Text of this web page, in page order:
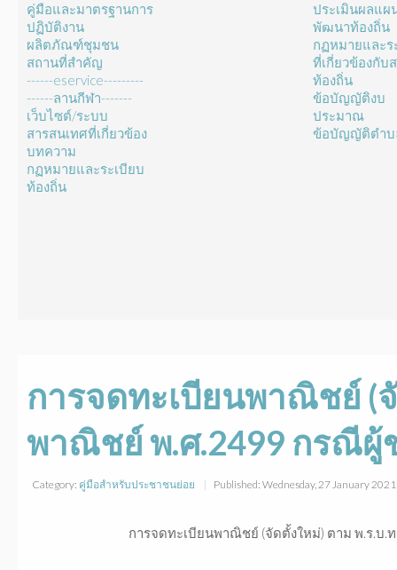
คู่มือและมาตรฐานการ
ปฏิบัติงาน
ผลิตภัณฑ์ชุมชน
สถานที่สำคัญ
------eservice---------
------ลานกีฬา-------
เว็บไซต์/ระบบ
สารสนเทศที่เกี่ยวข้อง
บทความ
กฏหมายและระเบียบ
ท้องถิ่น
ประเมินผลแผ
พัฒนาท้องถิ่น
กฏหมายและร
ที่เกี่ยวข้องกับ
ท้องถิ่น
ข้อบัญญัติงบ
ประมาณ
ข้อบัญญัติตำบ
การจดทะเบียนพาณิชย์ (
พาณิชย์ พ.ศ.2499 กรณีผู้
Category: คู่มือสำหรับประชาชนย่อย Published: Wednesday, 27 January
การจดทะเบียนพาณิชย์ (จัดตั้งใหม่) ตาม พ.ร.